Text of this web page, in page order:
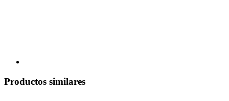
Productos similares